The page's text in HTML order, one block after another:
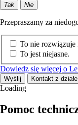
Tak Nie
Przepraszamy za
To nie rozwiązuje
To jest niejasne.
Dowiedz się więcej o
Wyślij Kontakt z
Loading
Pomoc